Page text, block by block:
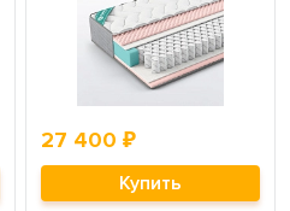
27 400 ₽
Купить